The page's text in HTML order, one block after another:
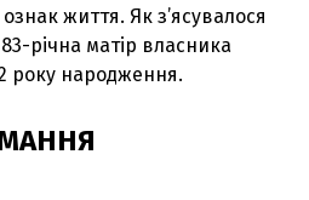
життя. Як з’ясувалося
річна матір власника
року народження.